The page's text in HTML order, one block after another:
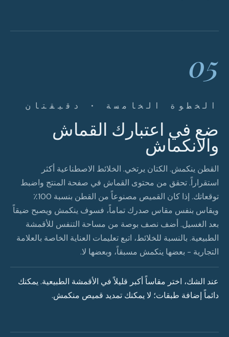
05
الخطوة الخامسة · دقيقتان
ضع في اعتبارك القماش
والانكماش
القطن ينكمش. الكتان يرتخي. الخلائط الاصطناعية أكثر
استقراراً. تحقق من محتوى القماش في صفحة المنتج واضبط
توقعاتك. إذا كان القميص مصنوعاً من القطن بنسبة 100٪
ويقاس بنفس مقاس صدرك تماماً، فسوف ينكمش ويصبح ضيقاً
بعد الغسيل. أضف نصف بوصة من مساحة التنفس للأقمشة
الطبيعية. بالنسبة للخلائط، اتبع تعليمات العناية الخاصة بالعلامة
التجارية - بعضها ينكمش مسبقاً، وبعضها لا.
عند الشك، اختر مقاساً أكبر قليلاً في الأقمشة الطبيعية. يمكنك
دائماً إضافة طبقات؛ لا يمكنك تمديد قميص منكمش.